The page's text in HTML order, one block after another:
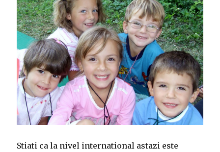
Stiati ca la nivel international astazi este